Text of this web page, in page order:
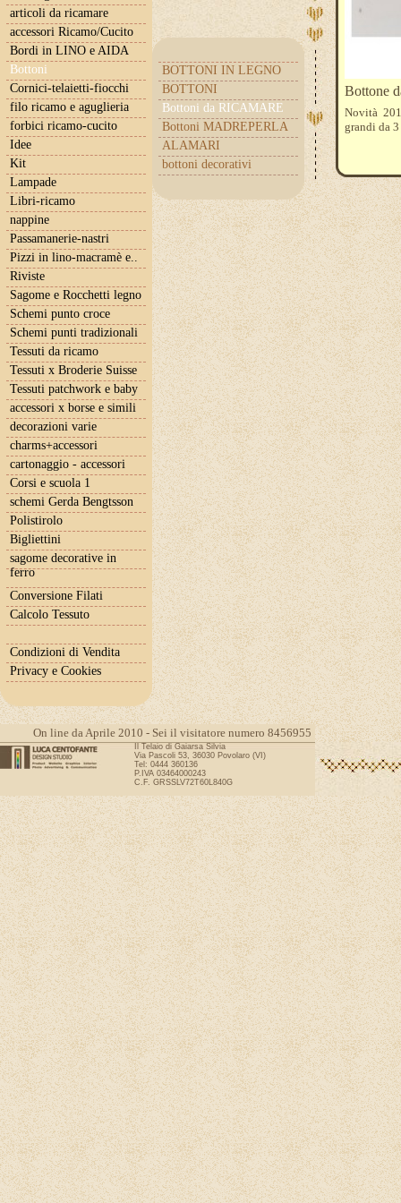
articoli da ricamare
accessori Ricamo/Cucito
Bordi in LINO e AIDA
Bottoni
BOTTONI IN LEGNO
BOTTONI
Bottoni da RICAMARE
Bottoni MADREPERLA
ALAMARI
bottoni decorativi
Cornici-telaietti-fiocchi
filo ricamo e aguglieria
forbici ricamo-cucito
Idee
Kit
Lampade
Libri-ricamo
nappine
Passamanerie-nastri
Pizzi in lino-macramè e..
Riviste
Sagome e Rocchetti legno
Schemi punto croce
Schemi punti tradizionali
Tessuti da ricamo
Tessuti x Broderie Suisse
Tessuti patchwork e baby
accessori x borse e simili
decorazioni varie
charms+accessori
cartonaggio - accessori
Corsi e scuola 1
schemi Gerda Bengtsson
Polistirolo
Bigliettini
sagome decorative in
ferro
Conversione Filati
Calcolo Tessuto
Condizioni di Vendita
Privacy e Cookies
Bottone
Novità
grandi da 3
On line da Aprile 2010 - Sei il visitatore numero 8456955
Il Telaio di Gaiarsa Silvia
Via Pascoli 53, 36030 Povolaro (VI)
Tel: 0444 360136
P.IVA 03464000243
C.F. GRSSLV72T60L840G